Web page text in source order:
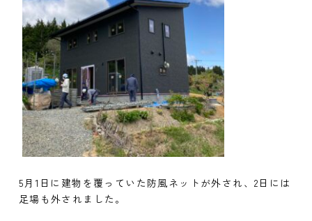
5月1日に建物を覆っていた防風ネットが外され、2日には
足場も外されました。